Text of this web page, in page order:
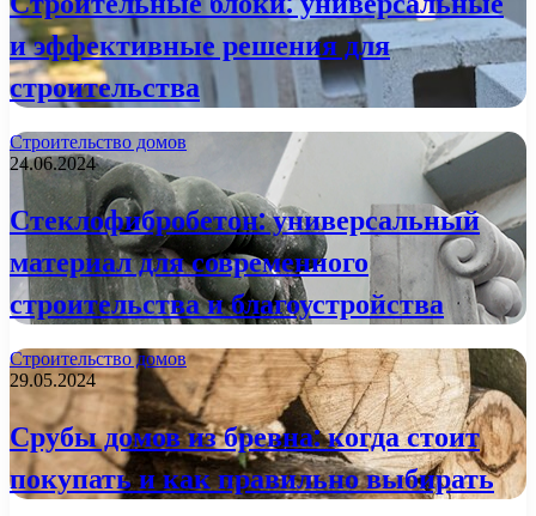
и эффективные решения для
строительства
Строительство домов
24.06.2024
Стеклофибробетон: универсальный
материал для современного
строительства и благоустройства
Строительство домов
29.05.2024
Срубы домов из бревна: когда стоит
покупать и как правильно выбирать